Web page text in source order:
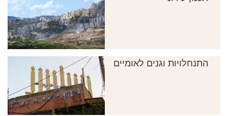
התנחלויות וגנים לאומיים